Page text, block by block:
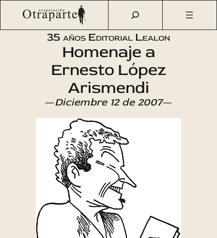
Saltar
Otraparte.org/ Agenda Cultural Literatura
35 años de la
35 años Editorial Lealon
Homenaje a
Ernesto López
Arismendi
—Diciembre 12 de 2007—